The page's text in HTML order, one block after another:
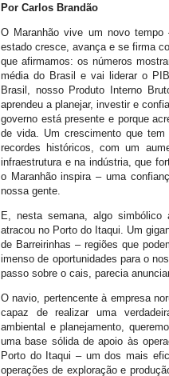
Por Carlos Brandão
O Maranhão vive um novo
estado cresce, avança e se firma
que afirmamos: os números
média do Brasil e vai liderar o
Brasil, nosso Produto Interno
aprendeu a planejar, investir e
governo está presente e porque
de vida. Um crescimento que
recordes históricos, com um
infraestrutura e na indústria, que
o Maranhão inspira – uma
nossa gente.
E, nesta semana, algo
atracou no Porto do Itaqui. Um
de Barreirinhas – regiões que
imenso de oportunidades para o
passo sobre o cais, parecia
O navio, pertencente à empresa
capaz de realizar uma
ambiental e planejamento,
uma base sólida de apoio às
Porto do Itaqui – um dos mais
operações de exploração e